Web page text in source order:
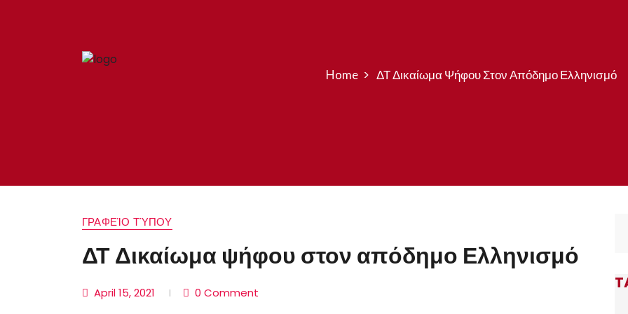
Home ΔΤ Δικαίωμα Ψήφου Στον Απόδημο Ελληνισμό
ΓΡΑΦΕΊΟ ΤΎΠΟΥ
ΔΤ Δικαίωμα ψήφου στον απόδημο Ελληνισμό
April 15, 2021 0 Comment